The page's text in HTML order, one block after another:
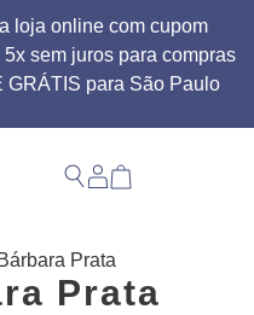
loja online com cupom
sem juros para compras
para São Paulo
Prata
Prata